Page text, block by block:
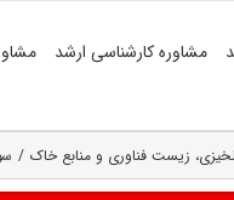
مشاوره کارشناسی ارشد
زیست فناوری و منابع خاک